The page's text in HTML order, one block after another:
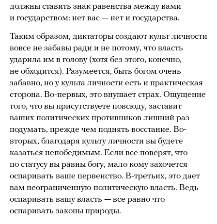
должны ставить знак равенства между вами
и государством: нет вас — нет и государства.
Таким образом, диктаторы создают культ личности
вовсе не забавы ради и не потому, что власть
ударила им в голову (хотя без этого, конечно,
не обходится). Разумеется, быть богом очень
забавно, но у культа личности есть и практическая
сторона. Во-первых, это внушает страх. Ощущение
того, что вы присутствуете повсюду, заставит
ваших политических противников лишний раз
подумать, прежде чем поднять восстание. Во-
вторых, благодаря культу личности вы будете
казаться непобедимым. Если все поверят, что
по статусу вы равны богу, мало кому захочется
оспаривать ваше первенство. В-третьих, это дает
вам неограниченную политическую власть. Ведь
оспаривать вашу власть — все равно что
оспаривать законы природы.